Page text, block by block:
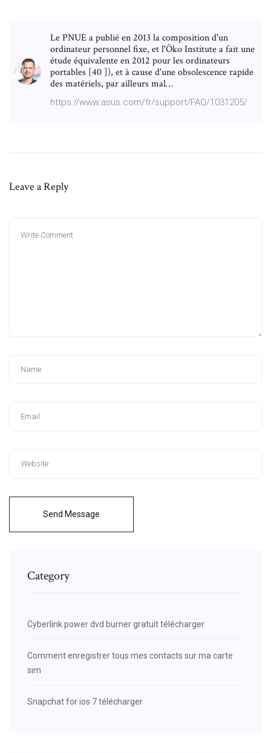
Le PNUE a publié en 2013 la composition d'un
ordinateur personnel fixe, et l'Öko Institute a fait une
étude équivalente en 2012 pour les ordinateurs
portables [40 ]), et à cause d'une obsolescence rapide
des matériels, par ailleurs mal…
https://www.asus.com/fr/support/FAQ/1031205/
Leave a Reply
Send Message
Category
Cyberlink power dvd burner gratuit télécharger
Comment enregistrer tous mes contacts sur ma carte
sim
Snapchat for ios 7 télécharger